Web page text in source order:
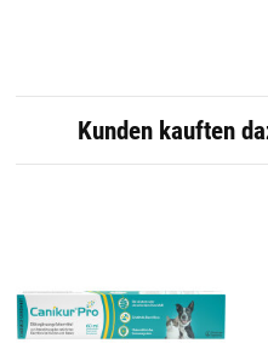
Kunden kauften